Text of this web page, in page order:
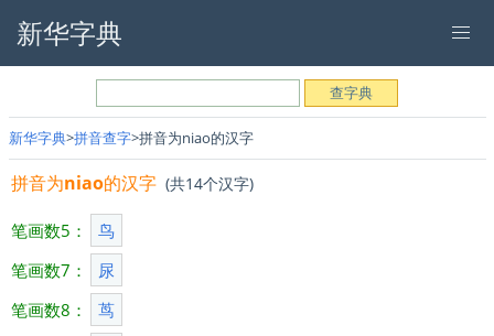
新华字典
新华字典 拼音查字 拼音为niao的汉字
拼音为niao的汉字 (共14个汉字)
笔画数5：
鸟
笔画数7：
尿
笔画数8：
茑